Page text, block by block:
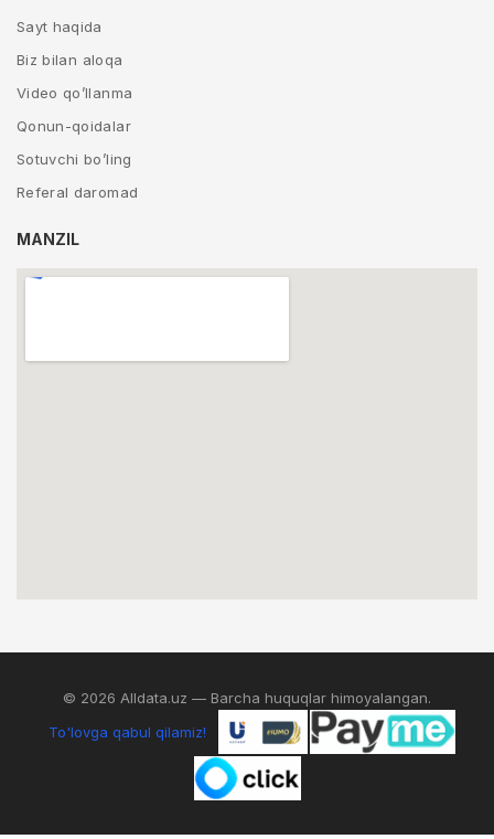
Sayt haqida
Biz bilan aloqa
Video qo’llanma
Qonun-qoidalar
Sotuvchi bo’ling
Referal daromad
MANZIL
© 2026 Alldata.uz — Barcha huquqlar himoyalangan.
To'lovga qabul qilamiz!